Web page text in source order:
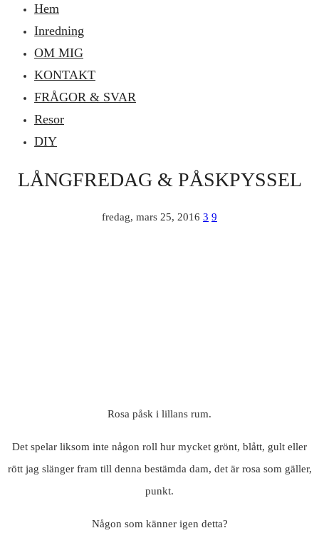
Hem
Inredning
OM MIG
KONTAKT
FRÅGOR & SVAR
Resor
DIY
LÅNGFREDAG & PÅSKPYSSEL
fredag, mars 25, 2016 3 9
Rosa påsk i lillans rum.
Det spelar liksom inte någon roll hur mycket grönt, blått, gult eller
rött jag slänger fram till denna bestämda dam, det är rosa som gäller,
punkt.
Någon som känner igen detta?